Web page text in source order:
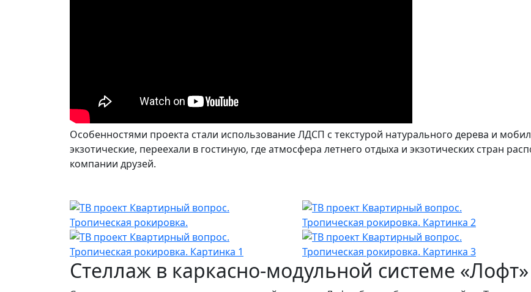
Особенностями проекта стали использование ЛДСП с текстурой натурального дерева и
экзотические, переехали в гостиную, где атмосфера летнего отдыха и экзотических стран
компании друзей.
Стеллаж в каркасно-модульной системе «Лофт»